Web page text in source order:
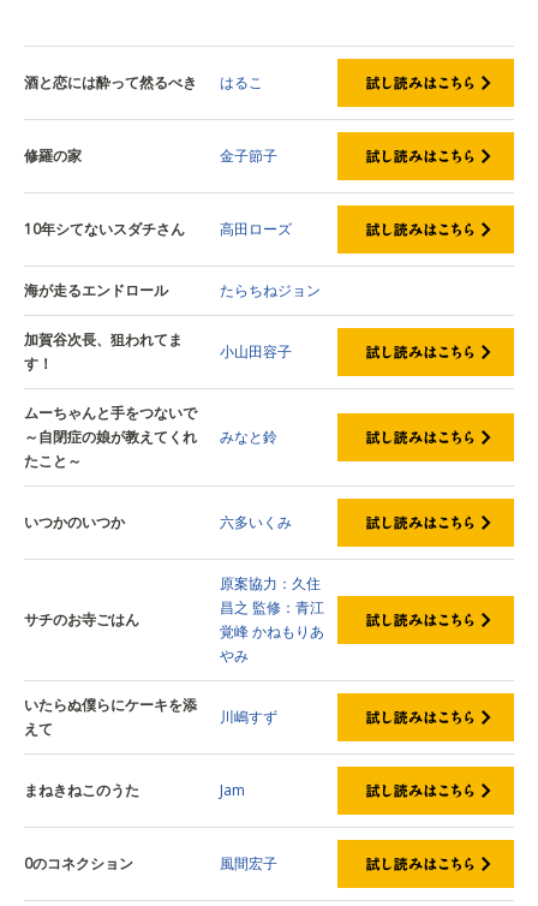
酒と恋には酔って然るべき はるこ
修羅の家 金子節子
10年シてないスダチさん 高田ローズ
海が走るエンドロール たらちねジョン
加賀谷次長、狙われてま
す！
小山田容子
ムーちゃんと手をつないで
～自閉症の娘が教えてくれ
たこと～
みなと鈴
いつかのいつか 六多いくみ
サチのお寺ごはん
原案協力：久住
昌之 監修：青江
覚峰かねもりあ
やみ
いたらぬ僕らにケーキを添
えて
川嶋すず
まねきねこのうた Jam
0のコネクション 風間宏子